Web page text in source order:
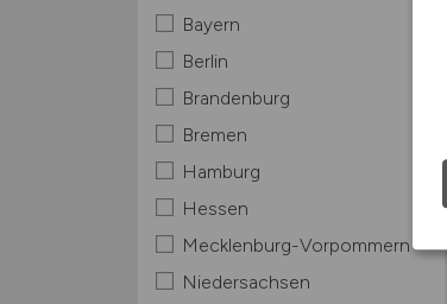
Bayern
Berlin
Brandenburg
Bremen
Hamburg
Hessen
Mecklenburg-Vorpommern
Niedersachsen